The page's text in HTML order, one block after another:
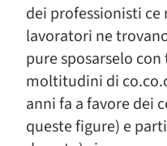
dei professionisti ce
lavoratori ne
pure sposarselo
moltitudini di
anni fa a favore dei
queste figure) e